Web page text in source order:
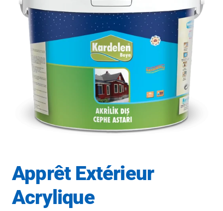
Apprêt Extérieur
Acrylique